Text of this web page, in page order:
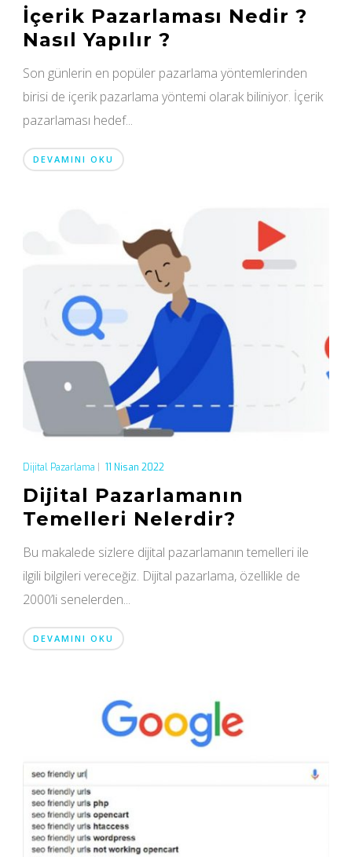
İçerik Pazarlaması Nedir ?
Nasıl Yapılır ?
Son günlerin en popüler pazarlama yöntemlerinden
birisi de içerik pazarlama yöntemi olarak biliniyor. İçerik
pazarlaması hedef...
DEVAMINI OKU
Dijital Pazarlama 11 Nisan 2022
Dijital Pazarlamanın
Temelleri Nelerdir?
Bu makalede sizlere dijital pazarlamanın temelleri ile
ilgili bilgileri vereceğiz. Dijital pazarlama, özellikle de
2000’li senelerden...
DEVAMINI OKU